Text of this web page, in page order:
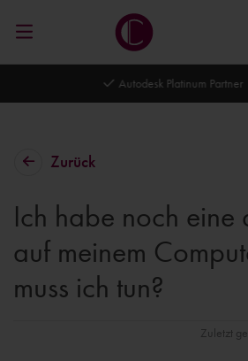
Autodesk Platinum Partner
Zurück
Ich habe noch eine
auf meinem
muss ich tun?
Zuletzt